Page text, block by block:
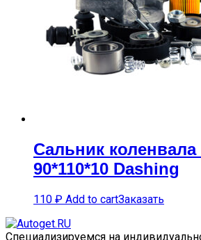
Сальник коленвала
90*110*10 Dashing
110 ₽ Add to cartЗаказать
Специализируемся на